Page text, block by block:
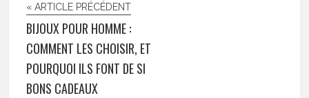
« ARTICLE PRÉCÉDENT
BIJOUX POUR HOMME :
COMMENT LES CHOISIR, ET
POURQUOI ILS FONT DE SI
BONS CADEAUX